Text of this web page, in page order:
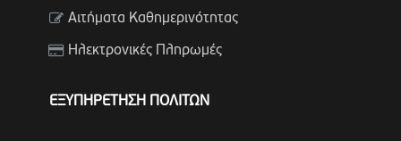
Αιτήματα Καθημερινότητας
Ηλεκτρονικές Πληρωμές
ΕΞΥΠΗΡΕΤΗΣΗ ΠΟΛΙΤΩΝ